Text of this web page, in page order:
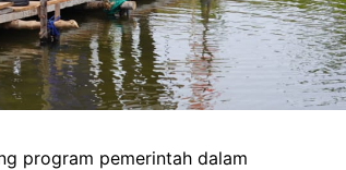
program pemerintah dalam